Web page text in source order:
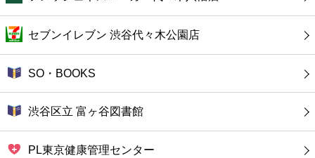
セブンイレブン 渋谷代々木公園店
SO・BOOKS
渋谷区立 富ヶ谷図書館
PL東京健康管理センター